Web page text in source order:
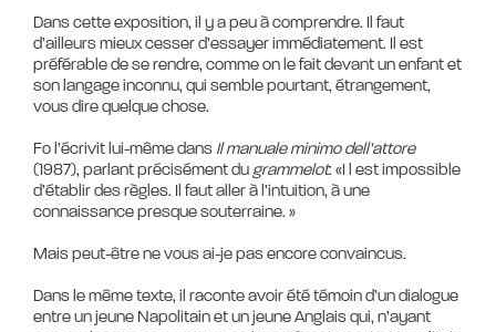
Dans cette exposition, il y a peu à comprendre. Il faut
d’ailleurs mieux cesser d’essayer immédiatement. Il est
préférable de se rendre, comme on le fait devant un enfant et
son langage inconnu, qui semble pourtant, étrangement,
vous dire quelque chose.
Fo l’écrivit lui-même dans Il manuale minimo dell’attore
(1987), parlant précisément dugrammelot: «I l est impossible
d’établir des règles. Il faut aller à l’intuition, à une
connaissance presque souterraine. »
Mais peut-être ne vous ai-je pas encore convaincus.
Dans le même texte, il raconte avoir été témoin d’un dialogue
entre un jeune Napolitain et un jeune Anglais qui, n’ayant